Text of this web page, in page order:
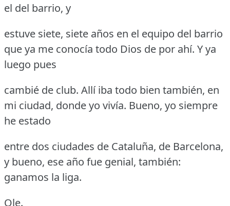
el del barrio, y
estuve siete, siete años en el equipo del barrio
que ya me conocía todo Dios de por ahí. Y ya
luego pues
cambié de club. Allí iba todo bien también, en
mi ciudad, donde yo vivía. Bueno, yo siempre
he estado
entre dos ciudades de Cataluña, de Barcelona,
y bueno, ese año fue genial, también:
ganamos la liga.
Ole.